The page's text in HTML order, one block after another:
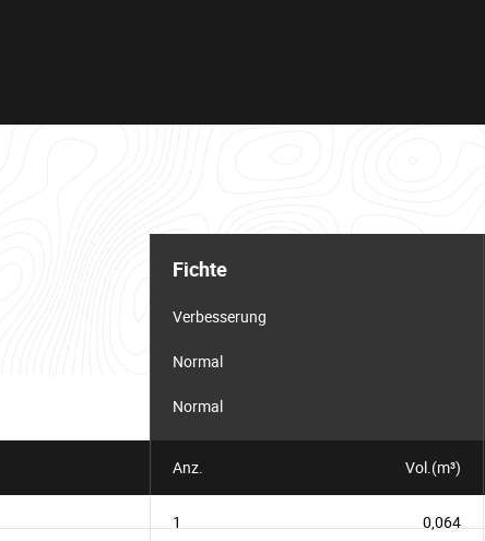
Fichte
Verbesserung
Normal
Normal
Anz. Vol.(m³)
1 0,064